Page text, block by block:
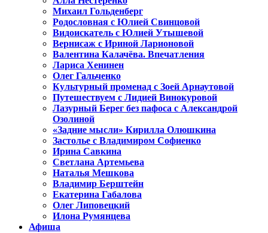
Михаил Гольденберг
Родословная с Юлией Свинцовой
Видоискатель с Юлией Утышевой
Вернисаж с Ириной Ларионовой
Валентина Калачёва. Впечатления
Лариса Хенинен
Олег Гальченко
Культурный променад с Зоей Арнаутовой
Путешествуем с Лидией Винокуровой
Лазурный Берег без пафоса с Александрой
Озолиной
«Задние мысли» Кирилла Олюшкина
Застолье с Владимиром Софиенко
Ирина Савкина
Светлана Артемьева
Наталья Мешкова
Владимир Берштейн
Екатерина Габалова
Олег Липовецкий
Илона Румянцева
Афиша